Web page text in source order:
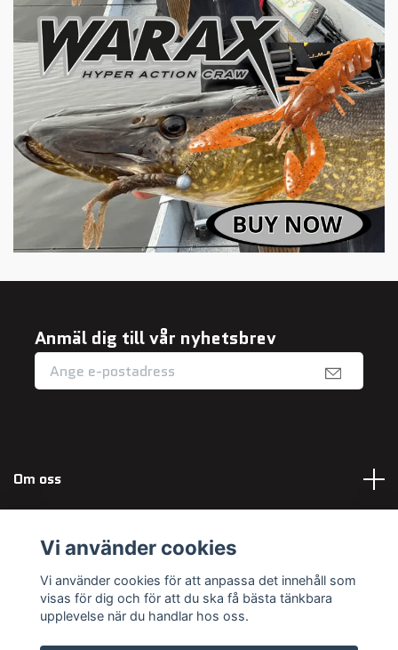
Anmäl dig till vår nyhetsbrev
Om oss
Sociala medier
Vi använder cookies
Vi använder cookies för att anpassa det innehåll som
visas för dig och för att du ska få bästa tänkbara
upplevelse när du handlar hos oss.